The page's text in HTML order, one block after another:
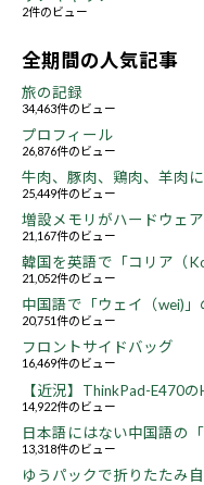
2件のビュー
全期間の人気記事
旅の記録
34,463件のビュー
プロフィール
26,876件のビュー
牛肉、豚肉、鶏肉、羊肉
25,449件のビュー
増設メモリがハードウェ
21,167件のビュー
韓国を英語で「コリア（
21,052件のビュー
中国語で「ウェイ（wei)
20,751件のビュー
フロントサイドバッグ
16,469件のビュー
【近況】ThinkPad-E470
14,922件のビュー
日本語にはない中国語の
13,318件のビュー
ゆうパックで折りたたみ